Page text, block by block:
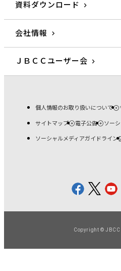
資料ダウンロード
会社情報
ＪＢＣＣユーザー会
個人情報のお取り扱いについて
サイトマップ 電子公告 ソー
ソーシャルメディアガイドライン
Copyright ©